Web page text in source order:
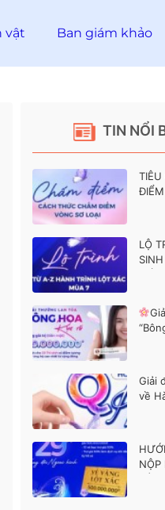
vật Ban giám khảo
TIN NỔI
TIÊU
LỘ
Giải
về
NỘP